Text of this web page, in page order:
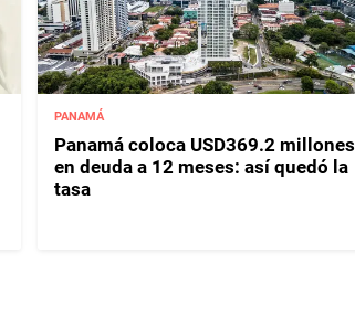
PANAMÁ
Panamá coloca USD369.2 millones
en deuda a 12 meses: así quedó la
tasa